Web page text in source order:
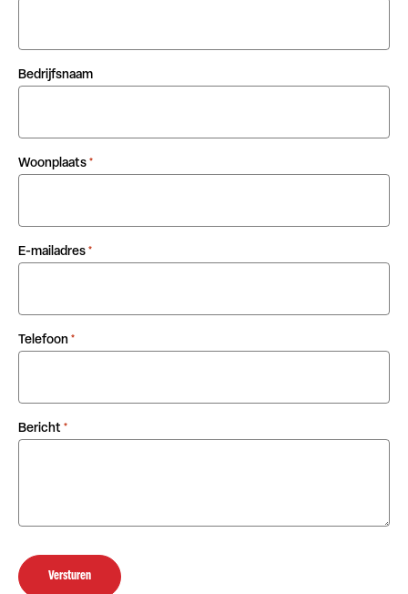
Bedrijfsnaam
Woonplaats *
E-mailadres *
Telefoon *
Bericht *
Versturen